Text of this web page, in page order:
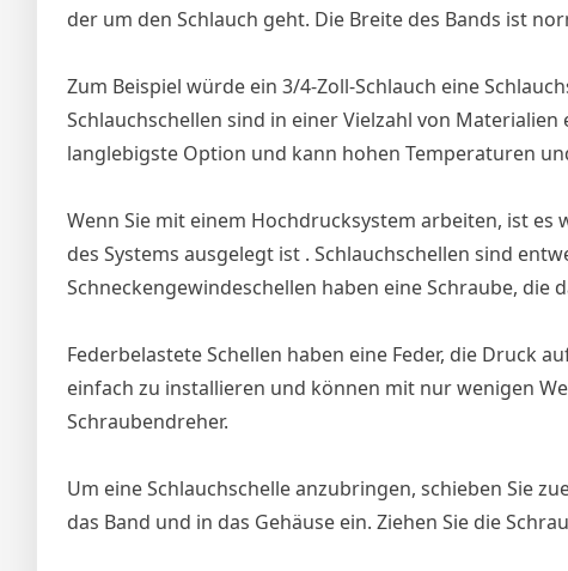
der um den Schlauch geht. Die Breite des Bands ist
Zum Beispiel würde ein 3/4-Zoll-Schlauch eine
Schlauchschellen sind in einer Vielzahl von
langlebigste Option und kann hohen Temperaturen
Wenn Sie mit einem Hochdrucksystem arbeiten, ist
des Systems ausgelegt ist . Schlauchschellen sind
Schneckengewindeschellen haben eine Schraube, die
Federbelastete Schellen haben eine Feder, die Druck
einfach zu installieren und können mit nur wenigen
Schraubendreher.
Um eine Schlauchschelle anzubringen, schieben Sie
das Band und in das Gehäuse ein. Ziehen Sie die